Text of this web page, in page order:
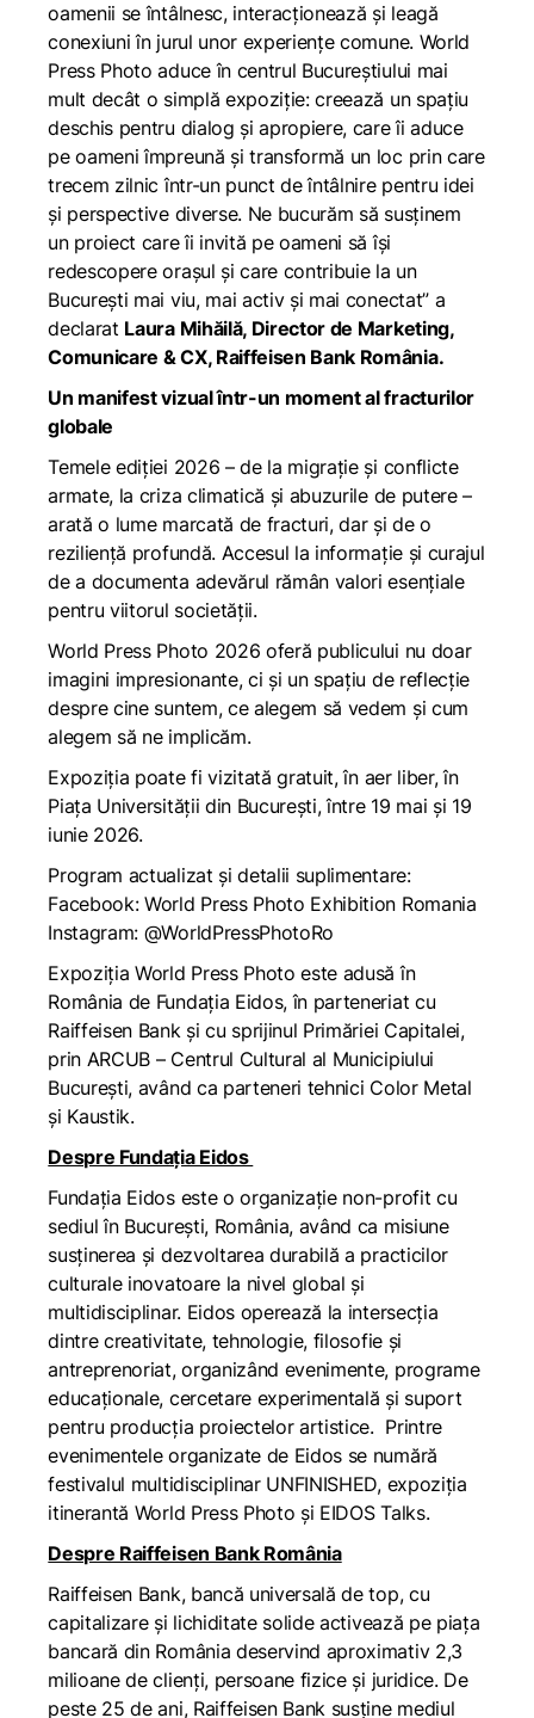
oamenii se întâlnesc, interacționează și leagă
conexiuni în jurul unor experiențe comune. World
Press Photo aduce în centrul Bucureștiului mai
mult decât o simplă expoziție: creează un spațiu
deschis pentru dialog și apropiere, care îi aduce
pe oameni împreună și transformă un loc prin care
trecem zilnic într-un punct de întâlnire pentru idei
și perspective diverse. Ne bucurăm să susținem
un proiect care îi invită pe oameni să își
redescopere orașul și care contribuie la un
București mai viu, mai activ și mai conectat” a
declarat Laura Mihăilă, Director de Marketing,
Comunicare & CX, Raiffeisen Bank România.
Un manifest vizual într-un moment al fracturilor
globale
Temele ediției 2026 – de la migrație și conflicte
armate, la criza climatică și abuzurile de putere –
arată o lume marcată de fracturi, dar și de o
reziliență profundă. Accesul la informație și curajul
de a documenta adevărul rămân valori esențiale
pentru viitorul societății.
World Press Photo 2026 oferă publicului nu doar
imagini impresionante, ci și un spațiu de reflecție
despre cine suntem, ce alegem să vedem și cum
alegem să ne implicăm.
Expoziția poate fi vizitată gratuit, în aer liber, în
Piața Universității din București, între 19 mai și 19
iunie 2026.
Program actualizat și detalii suplimentare:
Facebook: World Press Photo Exhibition Romania
Instagram: @WorldPressPhotoRo
Expoziția World Press Photo este adusă în
România de Fundația Eidos, în parteneriat cu
Raiffeisen Bank și cu sprijinul Primăriei Capitalei,
prin ARCUB – Centrul Cultural al Municipiului
București, având ca parteneri tehnici Color Metal
și Kaustik.
Despre Fundația Eidos
Fundația Eidos este o organizație non-profit cu
sediul în București, România, având ca misiune
susținerea și dezvoltarea durabilă a practicilor
culturale inovatoare la nivel global și
multidisciplinar. Eidos operează la intersecția
dintre creativitate, tehnologie, filosofie și
antreprenoriat, organizând evenimente, programe
educaționale, cercetare experimentală și suport
pentru producția proiectelor artistice. Printre
evenimentele organizate de Eidos se numără
festivalul multidisciplinar UNFINISHED, expoziția
itinerantă World Press Photo și EIDOS Talks.
Despre Raiffeisen Bank România
Raiffeisen Bank, bancă universală de top, cu
capitalizare și lichiditate solide activează pe piața
bancară din România deservind aproximativ 2,3
milioane de clienți, persoane fizice și juridice. De
peste 25 de ani, Raiffeisen Bank susține mediul